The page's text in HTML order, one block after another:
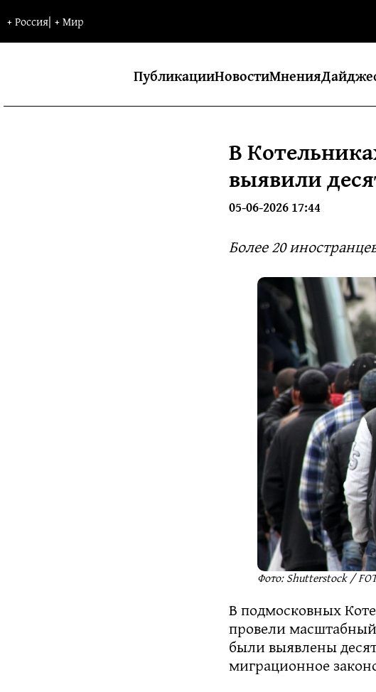
+Россия| +Мир
ПубликацииНовостиМнения
В
выявили
05-06-2026 17:44
Более 20
Фото: Shutterstock /
В подмосковных
провели
были выявлены
миграционное